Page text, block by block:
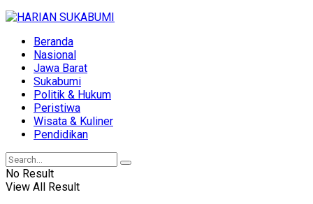
Beranda
Nasional
Jawa Barat
Sukabumi
Politik & Hukum
Peristiwa
Wisata & Kuliner
Pendidikan
No Result
View All Result